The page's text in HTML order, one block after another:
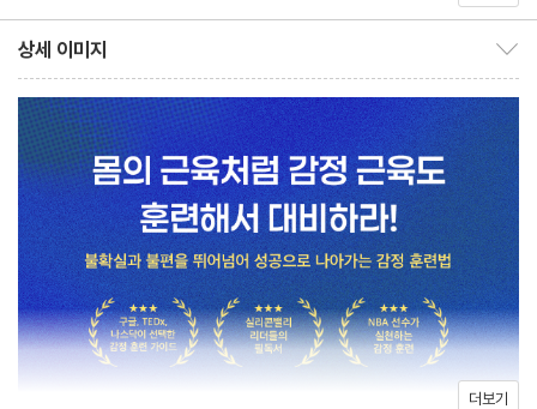
심리 컨설턴트다. 구글, 세일즈포스, NBC유니버설, 나스닥, TEDx,
NBA 등 글로벌 기업과 조직의 리더들을 대상으로 감정 훈련 프로
담하며 한 가지 공통점을 발견했다. 뛰어난 능력과 지식을 갖춘 사람
들도 감정을 다루는 힘이 부족하면 번아웃과 관계 갈등, 의사결정의
오류를 반복한다는 사실이다. 이를 바탕으로 저자는 감정을 관리하
거나 억누르는 대신 ‘감정도 근육처럼 훈련할 수 있다’는 새로운 개
념을 제시하며 감정 훈련(emotional fitness)이라는 분야를 개척
했다. 이 책은 성과를 내고도 쉽게 무너지는 이유를 알고 싶은 사람,
반복되는 감정 문제에서 벗어나 더 단단한 삶으로 나아가고 싶은 사
-성공을 한 단계 끌어올리는 감정 기술
감정을 다룰 줄 아는 사람이 살아남는다
감정 문제에 괴로워하는 이유
감정이 건강한 사람들의 모습
감정 훈련이 아닌 것
이 책의 전개 방향
현재 상태 점검
이제부터 어디로 나아가야 할까?
상세 이미지
더보기